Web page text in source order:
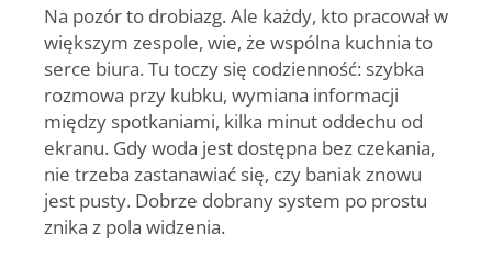
Na pozór to drobiazg. Ale każdy, kto pracował w
większym zespole, wie, że wspólna kuchnia to
serce biura. Tu toczy się codzienność: szybka
rozmowa przy kubku, wymiana informacji
między spotkaniami, kilka minut oddechu od
ekranu. Gdy woda jest dostępna bez czekania,
nie trzeba zastanawiać się, czy baniak znowu
jest pusty. Dobrze dobrany system po prostu
znika z pola widzenia.